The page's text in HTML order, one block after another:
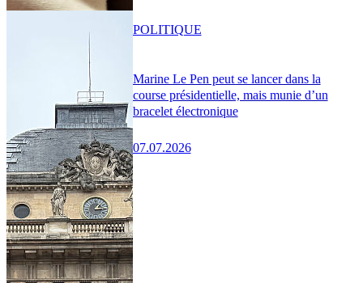
Marine Le Pen peut se lancer dans la
course présidentielle, mais munie d’un
bracelet électronique
07.07.2026
POLITIQUE